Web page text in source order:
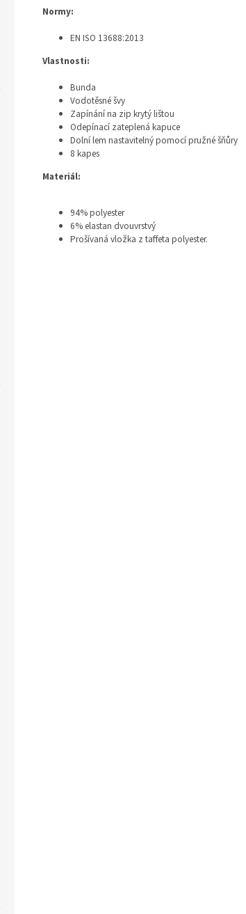
Normy:
EN ISO 13688:2013
Vlastnosti:
Bunda
Vodotěsné švy
Zapínání na zip krytý lištou
Odepínací zateplená kapuce
Dolní lem nastavitelný pomocí pružné šňůry
8 kapes
Materiál:
94% polyester
6% elastan dvouvrstvý
Prošívaná vložka z taffeta polyester.